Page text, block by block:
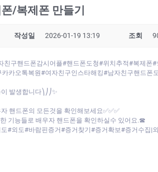
/복제폰 만들기
작성일 2026-01-19 13:19 조회
구핸드폰감시어플#핸드폰도청#위치추적#복제폰
카오톡복원#여자친구인스타해킹#남자친구핸드폰
발생합니다⎞⎠⎠✨
핸드폰의 모든것을 확인해보세요✅✅✅
기능들로 배우자 핸드폰을 확인하실수 있어요.☎
#외도#바람핀증거#증거찾기#증거확보#증거수집|